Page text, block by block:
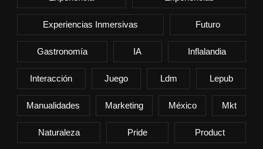
Experiencias Inmersivas Futuro
Gastronomía IA Inflalandia
Interacción Juego Ldm Lepub
Manualidades Marketing México Mkt
Naturaleza Pride Product